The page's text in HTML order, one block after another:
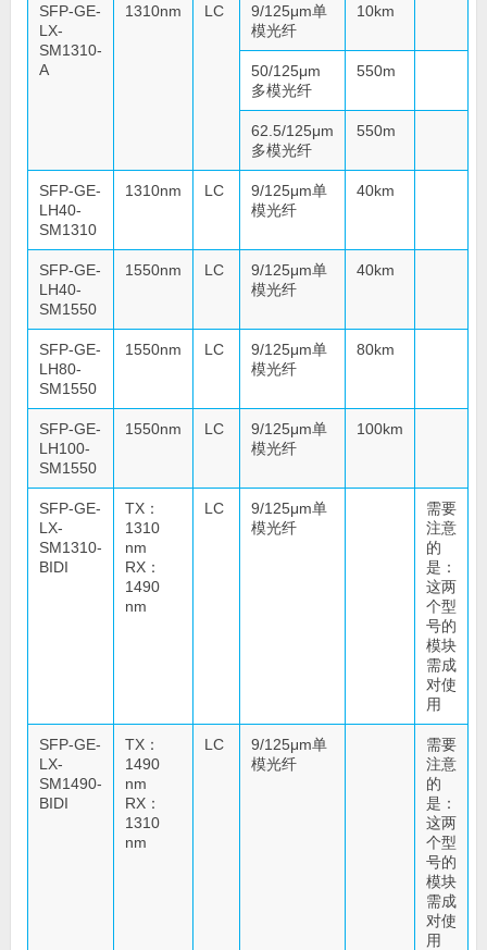
SFP-GE-
LX-
SM1310-
A
1310nm LC
9/125μm单
模光纤
10km
50/125μm
多模光纤
550m
62.5/125μm
多模光纤
550m
SFP-GE-
LH40-
SM1310
1310nm LC
9/125μm单
模光纤
40km
SFP-GE-
LH40-
SM1550
1550nm LC
9/125μm单
模光纤
40km
SFP-GE-
LH80-
SM1550
1550nm LC
9/125μm单
模光纤
80km
SFP-GE-
LH100-
SM1550
1550nm LC
9/125μm单
模光纤
100km
SFP-GE-
LX-
SM1310-
BIDI
TX：
1310
nm
RX：
1490
nm
LC
9/125μm单
模光纤
需要
注意
的
是：
这两
个型
号的
模块
需成
对使
用
SFP-GE-
LX-
SM1490-
BIDI
TX：
1490
nm
RX：
1310
nm
LC
9/125μm单
模光纤
需要
注意
的
是：
这两
个型
号的
模块
需成
对使
用